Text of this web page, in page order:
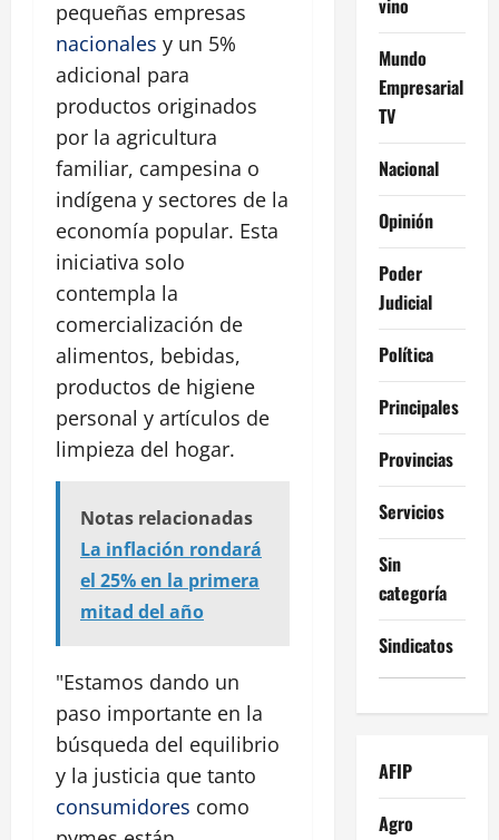
pequeñas empresas
nacionales y un 5%
adicional para
productos originados
por la agricultura
familiar, campesina o
indígena y sectores de la
economía popular. Esta
iniciativa solo
contempla la
comercialización de
alimentos, bebidas,
productos de higiene
personal y artículos de
limpieza del hogar.
Notas relacionadas
La inflación rondará
el 25% en la primera
mitad del año
"Estamos dando un
paso importante en la
búsqueda del equilibrio
y la justicia que tanto
consumidores como
Mundo
Empresarial
TV
Nacional
Opinión
Poder
Judicial
Política
Principales
Provincias
Servicios
Sin
categoría
Sindicatos
AFIP
Agro